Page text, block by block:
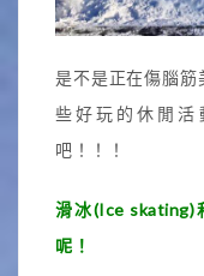
是不是正在傷腦
些好玩的休閒
吧！！！
滑冰(Ice skating)
呢！